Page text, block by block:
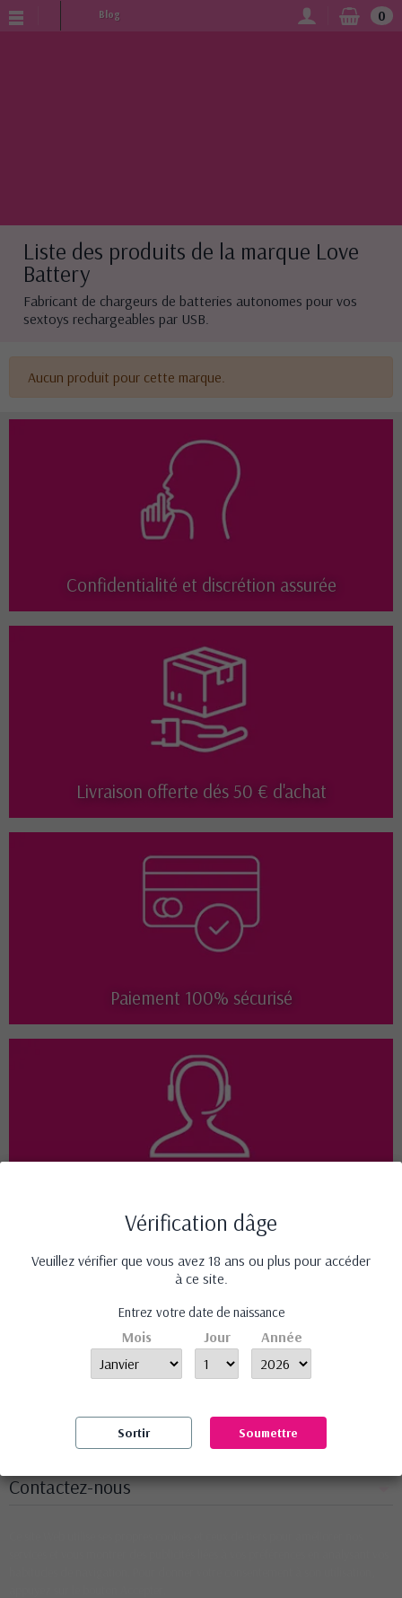
Blog 0
Liste des produits de la marque Love
Battery
Fabricant de chargeurs de batteries autonomes pour vos
sextoys rechargeables par USB.
Aucun produit pour cette marque.
Confidentialité et discrétion assurée
Livraison offerte dés 50 € d'achat
Paiement 100% sécurisé
pour leur efficacité et leur qualité à des prix abordables.
Informations
Nos produits
Notre société
Contactez-nous
Vérification dâge
Veuillez vérifier que vous avez 18 ans ou plus pour accéder
à ce site.
Entrez votre date de naissance
Mois Jour Année
Sortir Soumettre